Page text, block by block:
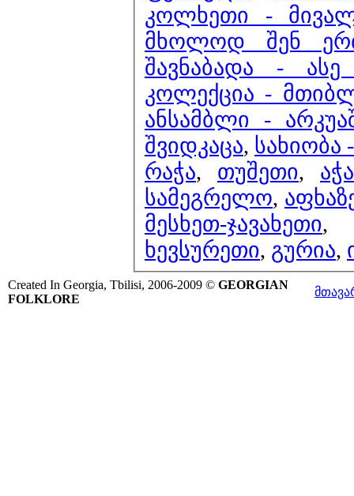
კოლხეთი -
მხოლოდ შენ
შავნაბადა - ასე
კოლექცია -
ანსამბლი -
შვიდკაცა,
რაჭა, თუშეთი,
სამეგრელო,
მესხეთ-ჯავახეთი
ხევსურეთი, გურია,
Created In Georgia, Tbilisi, 2006-2009 © GEORGIAN
FOLKLORE